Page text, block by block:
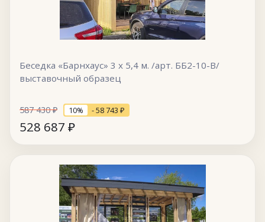
Беседка «Барнхаус» 3 х 5,4 м. /арт. ББ2-10-В/
выставочный образец
587 430₽ 10% - 58 743 ₽
528 687 ₽